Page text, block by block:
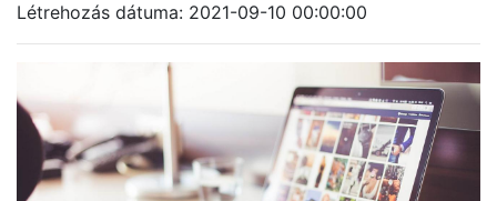
Létrehozás dátuma: 2021-09-10 00:00:00